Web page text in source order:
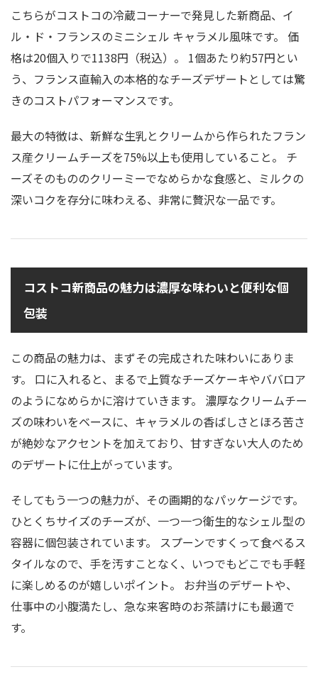
こちらがコストコの冷蔵コーナーで発見した新商品、イ
ル・ド・フランスのミニシェル キャラメル風味です。 価
格は20個入りで1138円（税込）。 1個あたり約57円とい
う、フランス直輸入の本格的なチーズデザートとしては驚
きのコストパフォーマンスです。
最大の特徴は、新鮮な生乳とクリームから作られたフラン
ス産クリームチーズを75%以上も使用していること。 チ
ーズそのもののクリーミーでなめらかな食感と、ミルクの
深いコクを存分に味わえる、非常に贅沢な一品です。
コストコ新商品の魅力は濃厚な味わいと便利な個
包装
この商品の魅力は、まずその完成された味わいにありま
す。 口に入れると、まるで上質なチーズケーキやババロア
のようになめらかに溶けていきます。 濃厚なクリームチー
ズの味わいをベースに、キャラメルの香ばしさとほろ苦さ
が絶妙なアクセントを加えており、甘すぎない大人のため
のデザートに仕上がっています。
そしてもう一つの魅力が、その画期的なパッケージです。
ひとくちサイズのチーズが、一つ一つ衛生的なシェル型の
容器に個包装されています。 スプーンですくって食べるス
タイルなので、手を汚すことなく、いつでもどこでも手軽
に楽しめるのが嬉しいポイント。 お弁当のデザートや、
仕事中の小腹満たし、急な来客時のお茶請けにも最適で
す。